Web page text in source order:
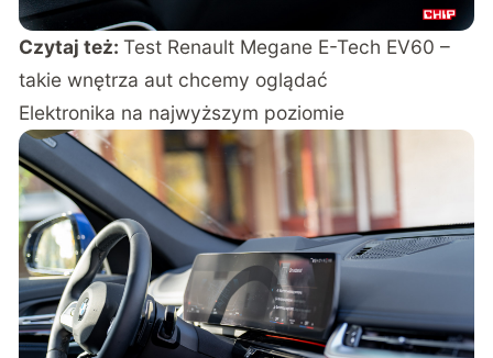
Czytaj też:Test Renault Megane E-Tech EV60 –
takie wnętrza aut chcemy oglądać
Elektronika na najwyższym poziomie